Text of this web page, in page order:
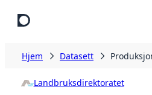
Hjem Datasett
Landbruksdirektoratet